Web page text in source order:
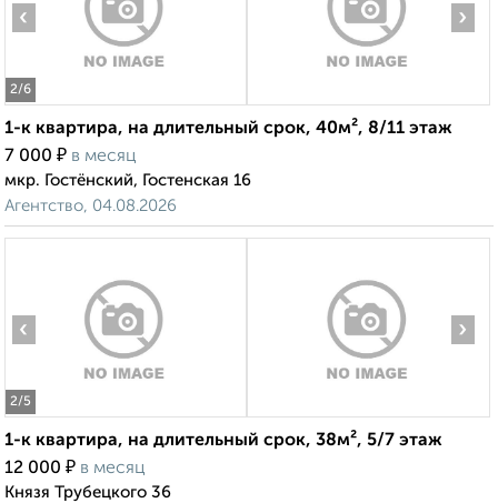
2/6
‹ ›
1-к квартира, на длительный срок, 40м², 8/11 этаж
7 000 ₽ в месяц
мкр. Гостёнский, Гостенская 16
Агентство, 04.08.2026
2/5
‹ ›
1-к квартира, на длительный срок, 38м², 5/7 этаж
12 000 ₽ в месяц
Князя Трубецкого 36